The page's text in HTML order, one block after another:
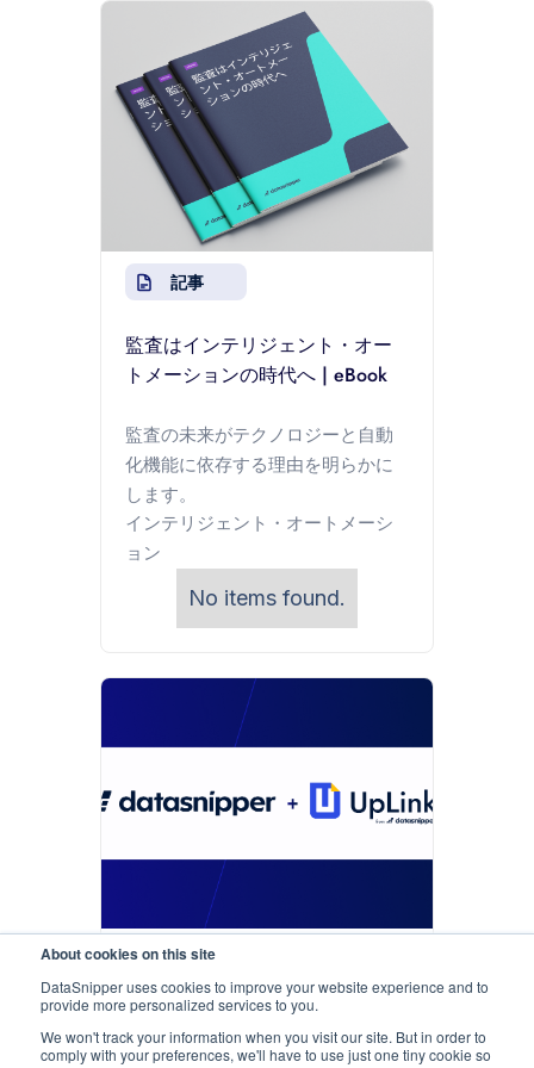
About cookies on this site
DataSnipper uses cookies to improve your website experience and to
provide more personalized services to you.
We won't track your information when you visit our site. But in order to
comply with your preferences, we'll have to use just one tiny cookie so
記事
監査はインテリジェント・オー
トメーションの時代へ | eBook
監査の未来がテクノロジーと自動
化機能に依存する理由を明らかに
します。
インテリジェント・オートメーシ
ョン
No items found.
プレスリリース
DataSnipper、AIによる監査業務
自動化を強化―UpLinkの買収と